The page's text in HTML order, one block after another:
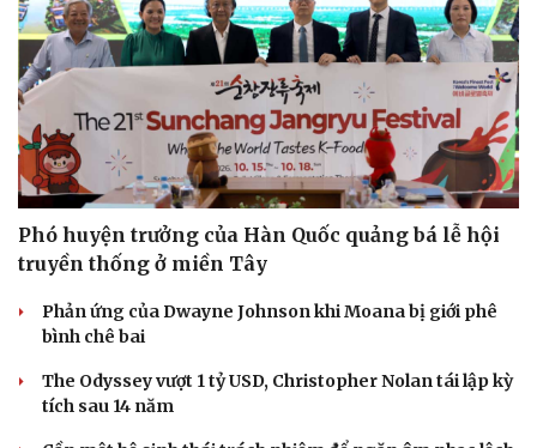
Phó huyện trưởng của Hàn Quốc quảng bá lễ hội
truyền thống ở miền Tây
Phản ứng của Dwayne Johnson khi Moana bị giới phê
bình chê bai
The Odyssey vượt 1 tỷ USD, Christopher Nolan tái lập kỳ
tích sau 14 năm